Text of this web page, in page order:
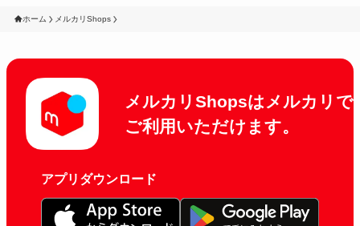
ホーム メルカリShops
メルカリShopsはメルカリで
ご利用いただけます。
アプリダウンロード